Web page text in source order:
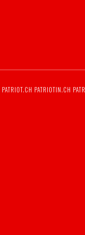
PATRIOT.CH PATRIOTIN.CH